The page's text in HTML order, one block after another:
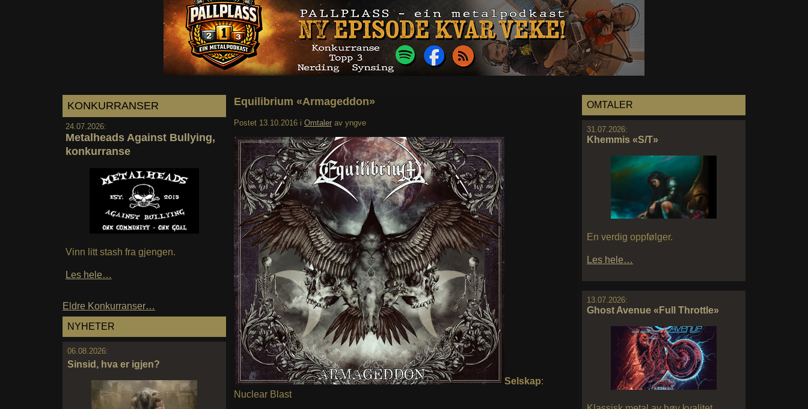
KONKURRANSER
24.07.2026:
Metalheads Against Bullying,
konkurranse
Vinn litt stash fra gjengen.
Les hele…
Eldre Konkurranser…
NYHETER
06.08.2026:
Sinsid, hva er igjen?
OMTALER
31.07.2026:
Khemmis «S/T»
En verdig oppfølger.
Les hele…
13.07.2026:
Ghost Avenue «Full Throttle»
Equilibrium «Armageddon»
Postet 13.10.2016 i Omtaler av yngve
Selskap:
Nuclear Blast